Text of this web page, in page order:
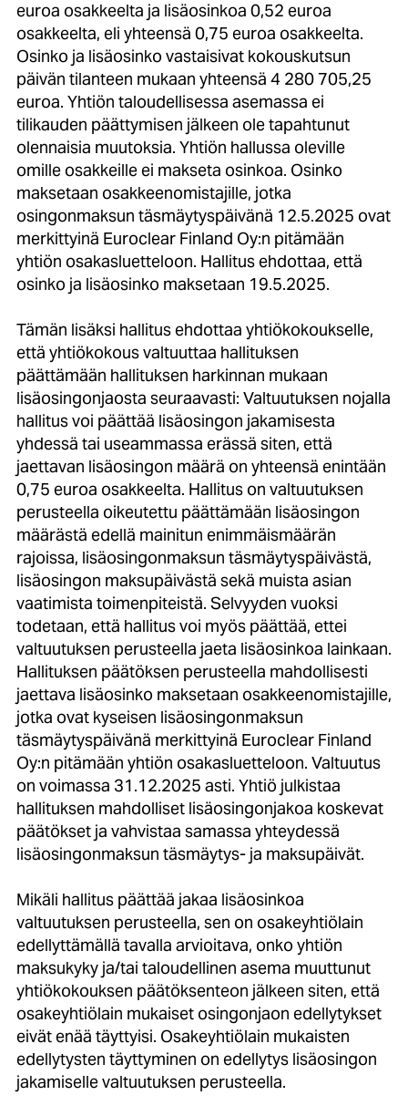
euroa osakkeelta ja lisäosinkoa 0,52 euroa
osakkeelta, eli yhteensä 0,75 euroa osakkeelta.
Osinko ja lisäosinko vastaisivat kokouskutsun
päivän tilanteen mukaan yhteensä 4 280 705,25
euroa. Yhtiön taloudellisessa asemassa ei
tilikauden päättymisen jälkeen ole tapahtunut
olennaisia muutoksia. Yhtiön hallussa oleville
omille osakkeille ei makseta osinkoa. Osinko
maksetaan osakkeenomistajille, jotka
osingonmaksun täsmäytyspäivänä 12.5.2025 ovat
merkittyinä Euroclear Finland Oy:n pitämään
yhtiön osakasluetteloon. Hallitus ehdottaa, että
osinko ja lisäosinko maksetaan 19.5.2025.
Tämän lisäksi hallitus ehdottaa yhtiökokoukselle,
että yhtiökokous valtuuttaa hallituksen
päättämään hallituksen harkinnan mukaan
lisäosingonjaosta seuraavasti: Valtuutuksen nojalla
hallitus voi päättää lisäosingon jakamisesta
yhdessä tai useammassa erässä siten, että
jaettavan lisäosingon määrä on yhteensä enintään
0,75 euroa osakkeelta. Hallitus on valtuutuksen
perusteella oikeutettu päättämään lisäosingon
määrästä edellä mainitun enimmäismäärän
rajoissa, lisäosingonmaksun täsmäytyspäivästä,
lisäosingon maksupäivästä sekä muista asian
vaatimista toimenpiteistä. Selvyyden vuoksi
todetaan, että hallitus voi myös päättää, ettei
valtuutuksen perusteella jaeta lisäosinkoa lainkaan.
Hallituksen päätöksen perusteella mahdollisesti
jaettava lisäosinko maksetaan osakkeenomistajille,
jotka ovat kyseisen lisäosingonmaksun
täsmäytyspäivänä merkittyinä Euroclear Finland
Oy:n pitämään yhtiön osakasluetteloon. Valtuutus
on voimassa 31.12.2025 asti. Yhtiö julkistaa
hallituksen mahdolliset lisäosingonjakoa koskevat
päätökset ja vahvistaa samassa yhteydessä
lisäosingonmaksun täsmäytys- ja maksupäivät.
Mikäli hallitus päättää jakaa lisäosinkoa
valtuutuksen perusteella, sen on osakeyhtiölain
edellyttämällä tavalla arvioitava, onko yhtiön
maksukyky ja/tai taloudellinen asema muuttunut
yhtiökokouksen päätöksenteon jälkeen siten, että
osakeyhtiölain mukaiset osingonjaon edellytykset
eivät enää täyttyisi. Osakeyhtiölain mukaisten
edellytysten täyttyminen on edellytys lisäosingon
jakamiselle valtuutuksen perusteella.